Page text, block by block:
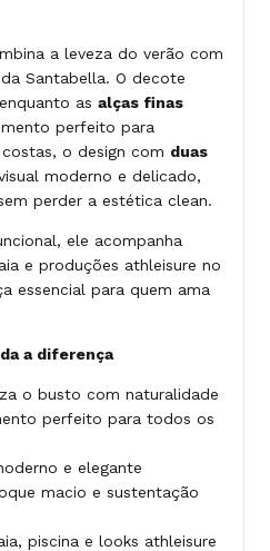
a leveza do verão com
Santabella. O decote
as alças finas
perfeito para
o design com duas
moderno e delicado,
perder a estética clean.
ele acompanha
e produções athleisure no
essencial para quem ama
a diferença
o busto com naturalidade
perfeito para todos os
e elegante
macio e sustentação
piscina e looks athleisure